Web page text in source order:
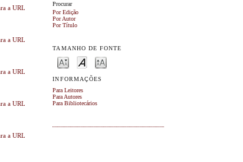
Procurar
Por Edição
Por Autor
Por Título
TAMANHO DE FONTE
INFORMAÇÕES
Para Leitores
Para Autores
Para Bibliotecários
a URL
a URL
a URL
a URL
a URL